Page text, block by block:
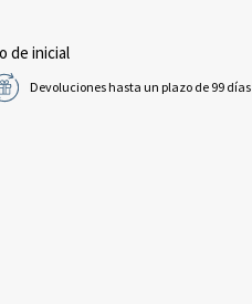
de inicial
Devoluciones hasta un plazo de 99 días